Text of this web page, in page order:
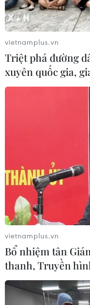
vietnamplus.vn
Triệt phá đường
xuyên quốc gia,
vietnamplus.vn
Bổ nhiệm tân
thanh, Truyền